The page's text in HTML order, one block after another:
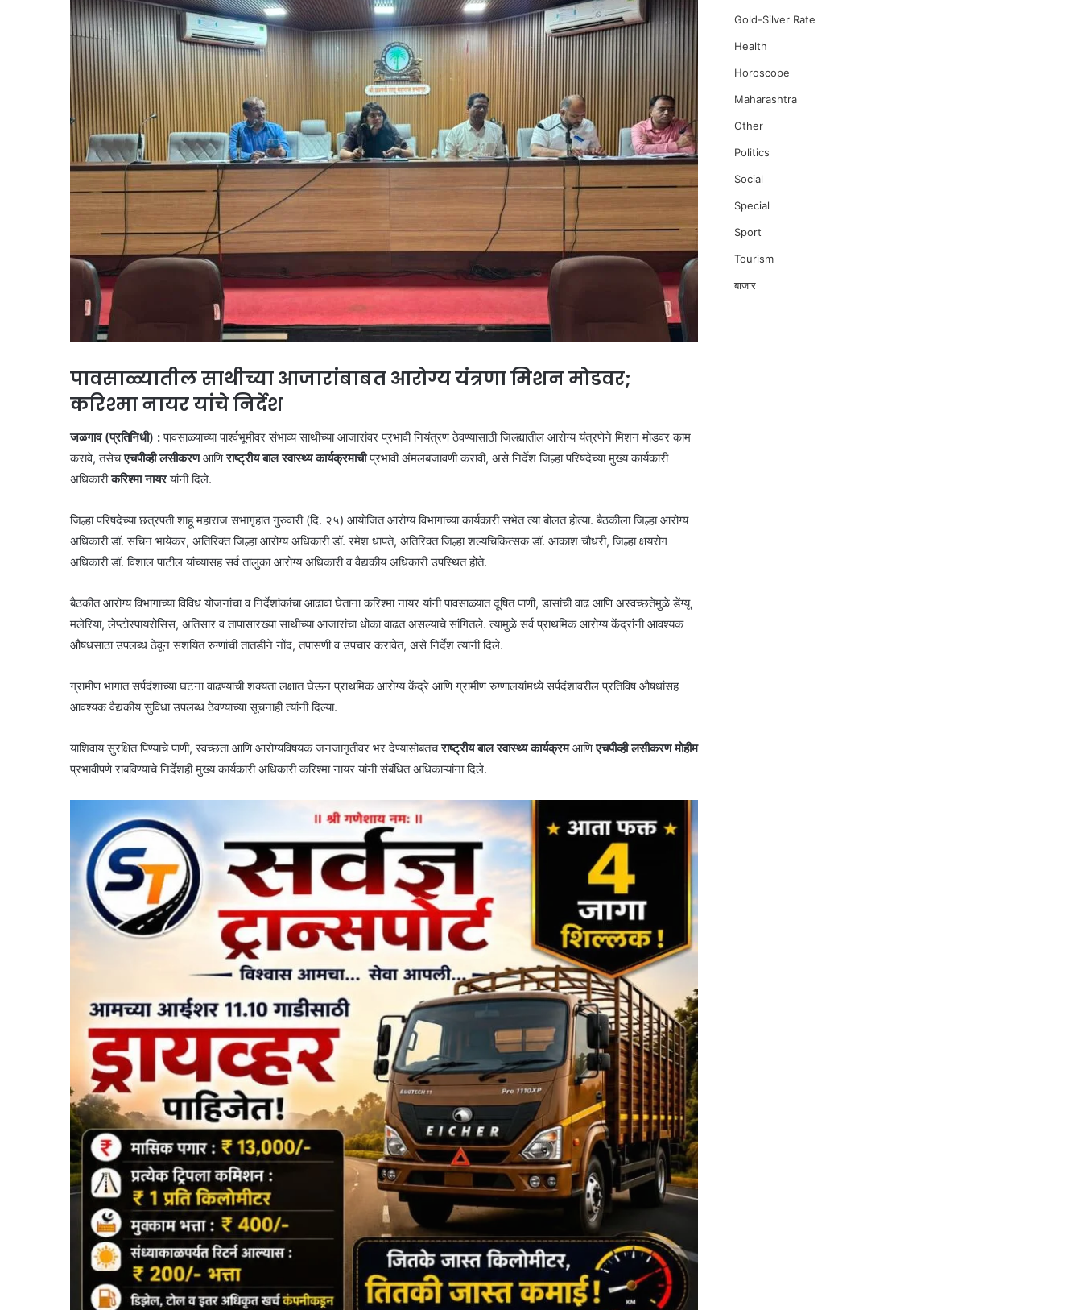
पावसाळ्यातील साथीच्या आजारांबाबत आरोग्य यंत्रणा मिशन मोडवर;
करिश्मा नायर यांचे निर्देश
जळगाव (प्रतिनिधी) :पावसाळ्याच्या पार्श्वभूमीवर संभाव्य साथीच्या आजारांवर प्रभावी नियंत्रण ठेवण्यासाठी जिल्ह्यातील आरोग्य यंत्रणेने मिशन मोडवर काम
करावे, तसेचएचपीव्ही लसीकरणआणिराष्ट्रीय बाल स्वास्थ्य कार्यक्रमाचीप्रभावी अंमलबजावणी करावी, असे निर्देश जिल्हा परिषदेच्या मुख्य कार्यकारी
अधिकारीकरिश्मा नायरयांनी दिले.
जिल्हा परिषदेच्या छत्रपती शाहू महाराज सभागृहात गुरुवारी (दि. २५) आयोजित आरोग्य विभागाच्या कार्यकारी सभेत त्या बोलत होत्या. बैठकीला जिल्हा आरोग्य
अधिकारी डॉ. सचिन भायेकर, अतिरिक्त जिल्हा आरोग्य अधिकारी डॉ. रमेश धापते, अतिरिक्त जिल्हा शल्यचिकित्सक डॉ. आकाश चौधरी, जिल्हा क्षयरोग
अधिकारी डॉ. विशाल पाटील यांच्यासह सर्व तालुका आरोग्य अधिकारी व वैद्यकीय अधिकारी उपस्थित होते.
बैठकीत आरोग्य विभागाच्या विविध योजनांचा व निर्देशांकांचा आढावा घेताना करिश्मा नायर यांनी पावसाळ्यात दूषित पाणी, डासांची वाढ आणि अस्वच्छतेमुळे डेंग्यू,
मलेरिया, लेप्टोस्पायरोसिस, अतिसार व तापासारख्या साथीच्या आजारांचा धोका वाढत असल्याचे सांगितले. त्यामुळे सर्व प्राथमिक आरोग्य केंद्रांनी आवश्यक
औषधसाठा उपलब्ध ठेवून संशयित रुग्णांची तातडीने नोंद, तपासणी व उपचार करावेत, असे निर्देश त्यांनी दिले.
ग्रामीण भागात सर्पदंशाच्या घटना वाढण्याची शक्यता लक्षात घेऊन प्राथमिक आरोग्य केंद्रे आणि ग्रामीण रुग्णालयांमध्ये सर्पदंशावरील प्रतिविष औषधांसह
आवश्यक वैद्यकीय सुविधा उपलब्ध ठेवण्याच्या सूचनाही त्यांनी दिल्या.
याशिवाय सुरक्षित पिण्याचे पाणी, स्वच्छता आणि आरोग्यविषयक जनजागृतीवर भर देण्यासोबतचराष्ट्रीय बाल स्वास्थ्य कार्यक्रमआणिएचपीव्ही लसीकरण मोहीम
प्रभावीपणे राबविण्याचे निर्देशही मुख्य कार्यकारी अधिकारी करिश्मा नायर यांनी संबंधित अधिकाऱ्यांना दिले.
Gold-Silver Rate
Health
Horoscope
Maharashtra
Other
Politics
Social
Special
Sport
Tourism
बाजार